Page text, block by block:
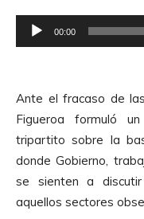
e
o
d
u
c
t
o
00:00
Ante el fracaso de
Figueroa formuló
tripartito sobre la
donde Gobierno,
se sienten a
aquellos sectores